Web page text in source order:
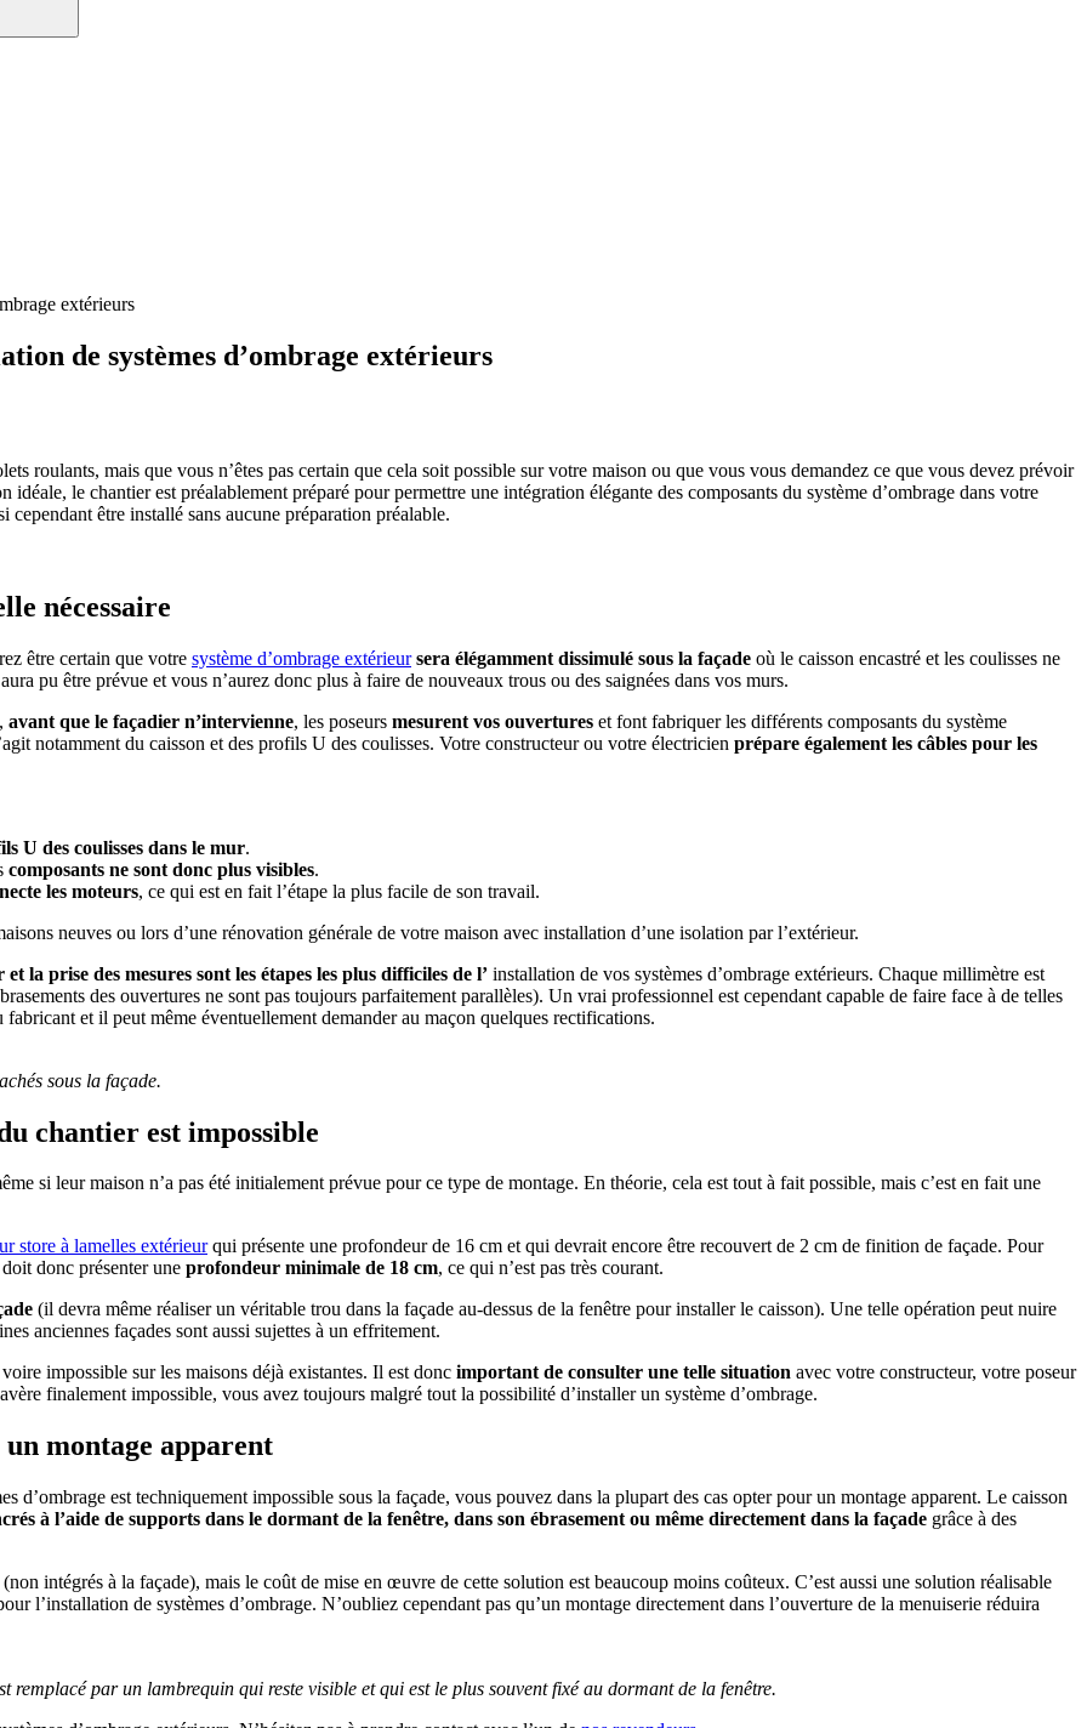
extérieurs
de systèmes d’ombrage extérieurs
roulants, mais que vous n’êtes pas certain que cela soit possible sur votre maison ou que vous vous demandez ce que vous devez prévoir
le chantier est préalablement préparé pour permettre une intégration élégante des composants du système d’ombrage dans votre
être installé sans aucune préparation préalable.
nécessaire
être certain que votre système d’ombrage extérieur sera élégamment dissimulé sous la façade où le caisson encastré et les coulisses ne
pu être prévue et vous n’aurez donc plus à faire de nouveaux trous ou des saignées dans vos murs.
avant que le façadier n’intervienne, les poseurs mesurent vos ouvertures et font fabriquer les différents composants du système
notamment du caisson et des profils U des coulisses. Votre constructeur ou votre électricien prépare également les câbles pour les
U des coulisses dans le mur.
composants ne sont donc plus visibles.
les moteurs, ce qui est en fait l’étape la plus facile de son travail.
neuves ou lors d’une rénovation générale de votre maison avec installation d’une isolation par l’extérieur.
la prise des mesures sont les étapes les plus difficiles de l’ installation de vos systèmes d’ombrage extérieurs. Chaque millimètre est
des ouvertures ne sont pas toujours parfaitement parallèles). Un vrai professionnel est cependant capable de faire face à de telles
et il peut même éventuellement demander au maçon quelques rectifications.
sous la façade.
chantier est impossible
si leur maison n’a pas été initialement prévue pour ce type de montage. En théorie, cela est tout à fait possible, mais c’est en fait une
store à lamelles extérieurqui présente une profondeur de 16 cm et qui devrait encore être recouvert de 2 cm de finition de façade. Pour
donc présenter une profondeur minimale de 18 cm, ce qui n’est pas très courant.
(il devra même réaliser un véritable trou dans la façade au-dessus de la fenêtre pour installer le caisson). Une telle opération peut nuire
anciennes façades sont aussi sujettes à un effritement.
impossible sur les maisons déjà existantes. Il est donc important de consulter une telle situation avec votre constructeur, votre poseur
finalement impossible, vous avez toujours malgré tout la possibilité d’installer un système d’ombrage.
montage apparent
d’ombrage est techniquement impossible sous la façade, vous pouvez dans la plupart des cas opter pour un montage apparent. Le caisson
à l’aide de supports dans le dormant de la fenêtre, dans son ébrasement ou même directement dans la façade grâce à des
intégrés à la façade), mais le coût de mise en œuvre de cette solution est beaucoup moins coûteux. C’est aussi une solution réalisable
l’installation de systèmes d’ombrage. N’oubliez cependant pas qu’un montage directement dans l’ouverture de la menuiserie réduira
remplacé par un lambrequin qui reste visible et qui est le plus souvent fixé au dormant de la fenêtre.